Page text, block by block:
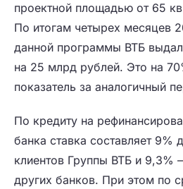
проектной площадью от 65
По итогам четырех месяцев
данной программы ВТБ
на 25 млрд рублей. Это на
показатель за аналогичный
По кредиту на
банка ставка составляет 9%
клиентов Группы ВТБ и 9,3%
других банков. При этом по